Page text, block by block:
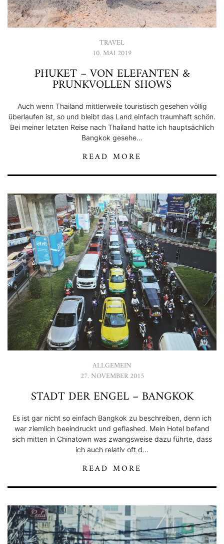
TRAVEL
10. MAI 2019
PHUKET – VON ELEFANTEN &
PRUNKVOLLEN SHOWS
Auch wenn Thailand mittlerweile touristisch gesehen völlig
überlaufen ist, so und bleibt das Land einfach traumhaft schön.
Bei meiner letzten Reise nach Thailand hatte ich hauptsächlich
Bangkok gesehe…
READ MORE
ALLGEMEIN
27. NOVEMBER 2015
STADT DER ENGEL – BANGKOK
Es ist gar nicht so einfach Bangkok zu beschreiben, denn ich
war ziemlich beeindruckt und geflashed. Mein Hotel befand
sich mitten in Chinatown was zwangsweise dazu führte, dass
ich auch relativ oft d…
READ MORE